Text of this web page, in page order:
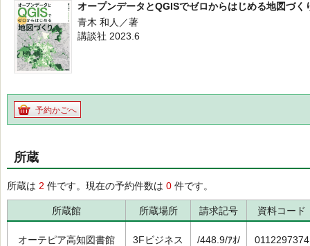
オープンデータとQGISでゼロからはじめる地図づく
青木 和人／著
講談社 2023.6
予約かごへ
所蔵
所蔵は 2 件です。現在の予約件数は 0 件です。
所蔵館 所蔵場所 請求記号 資料コード
オーテピア高知図書館 3Fビジネス /448.9/ｱｵ/ 0112297374